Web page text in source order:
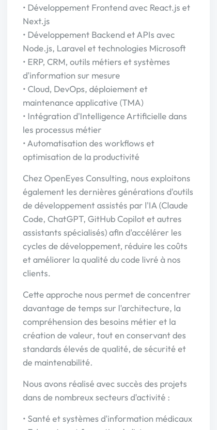
• Développement Frontend avec React.js et
Next.js
• Développement Backend et APIs avec
Node.js, Laravel et technologies Microsoft
• ERP, CRM, outils métiers et systèmes
d'information sur mesure
• Cloud, DevOps, déploiement et
maintenance applicative (TMA)
• Intégration d'Intelligence Artificielle dans
les processus métier
• Automatisation des workflows et
optimisation de la productivité
Chez OpenEyes Consulting, nous exploitons
également les dernières générations d'outils
de développement assistés par l'IA (Claude
Code, ChatGPT, GitHub Copilot et autres
assistants spécialisés) afin d'accélérer les
cycles de développement, réduire les coûts
et améliorer la qualité du code livré à nos
clients.
Cette approche nous permet de concentrer
davantage de temps sur l'architecture, la
compréhension des besoins métier et la
création de valeur, tout en conservant des
standards élevés de qualité, de sécurité et
de maintenabilité.
Nous avons réalisé avec succès des projets
dans de nombreux secteurs d'activité :
• Santé et systèmes d'information médicaux